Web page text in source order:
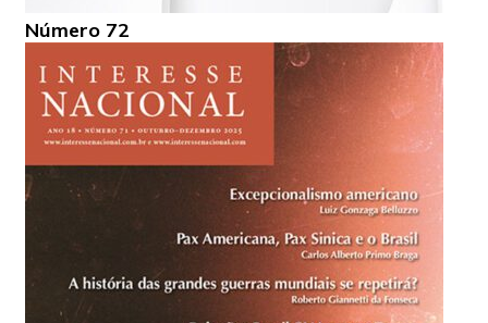
Número 72